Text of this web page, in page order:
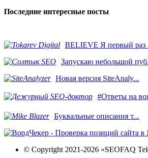
Последние интересные посты
BELIEVE Я первый раз
Запускаю небольшой
Новая версия SiteAnaly...
#Ответы на
​Буквальные описания т...
© Copyright 2021-2026 «SEOFAQ